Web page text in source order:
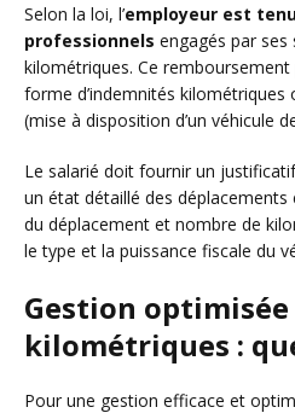
Selon la loi, l’employeur est
professionnels engagés par ses
kilométriques. Ce
forme d’indemnités kilométriques
(mise à disposition d’un véhicule
Le salarié doit fournir un
un état détaillé des
du déplacement et nombre de
le type et la puissance fiscale du
Gestion
kilométriques :
Pour une gestion efficace et